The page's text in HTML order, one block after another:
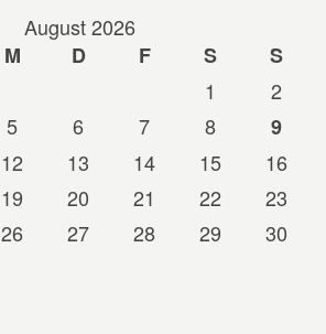
August 2026
M D F S
S
1
2
5 6 7 8
9
12 13 14 15
16
19 20 21 22
23
26 27 28 29
30